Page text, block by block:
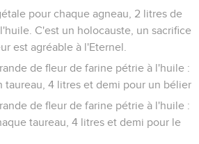
pour chaque agneau, 2 litres de
C'est un holocauste, un sacrifice
est agréable à l'Eternel.
de fleur de farine pétrie à l'huile :
taureau, 4 litres et demi pour un bélier
de fleur de farine pétrie à l'huile :
taureau, 4 litres et demi pour le